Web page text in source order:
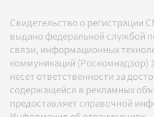
Свидетельство о регистрации
выдано федеральной службой
связи, информационных
коммуникаций (Роскомнадзор)
несет ответственности за
содержащейся в рекламных
предоставляет справочной